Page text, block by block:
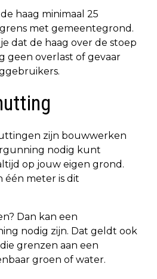
haag minimaal 25
met gemeentegrond.
dat de haag over de stoep
geen overlast of gevaar
zijn bouwwerken
nodig kunt
op jouw eigen grond.
één meter is dit
Dan kan een
nodig zijn. Dat geldt ook
grenzen aan een
groen of water.